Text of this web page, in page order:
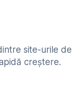
site-urile de
creștere.